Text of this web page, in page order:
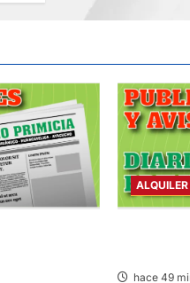
hace 49